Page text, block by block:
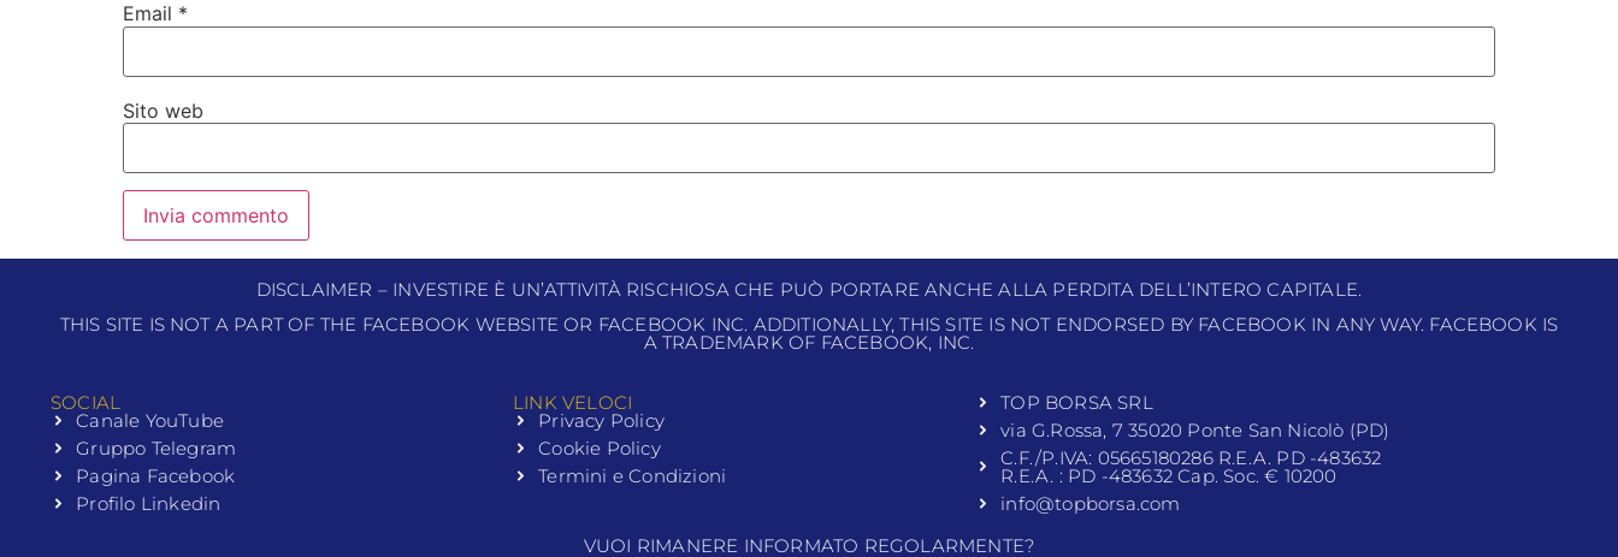
Email *
Sito web
DISCLAIMER – INVESTIRE È UN’ATTIVITÀ RISCHIOSA CHE PUÒ PORTARE ANCHE ALLA PERDITA DELL’INTERO CAPITALE.
THIS SITE IS NOT A PART OF THE FACEBOOK WEBSITE OR FACEBOOK INC. ADDITIONALLY, THIS SITE IS NOT ENDORSED BY FACEBOOK IN ANY WAY. FACEBOOK IS
A TRADEMARK OF FACEBOOK, INC.
SOCIAL
Canale YouTube
Gruppo Telegram
Pagina Facebook
Profilo Linkedin
LINK VELOCI
Privacy Policy
Cookie Policy
Termini e Condizioni
TOP BORSA SRL
via G.Rossa, 7 35020 Ponte San Nicolò (PD)
C.F./P.IVA: 05665180286 R.E.A. PD -483632
R.E.A. : PD -483632 Cap. Soc. € 10200
info@topborsa.com
VUOI RIMANERE INFORMATO REGOLARMENTE?